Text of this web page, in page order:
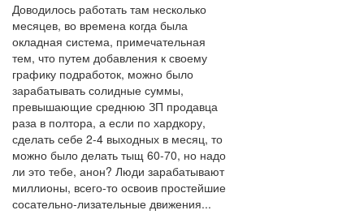
Доводилось работать там несколько
месяцев, во времена когда была
окладная система, примечательная
тем, что путем добавления к своему
графику подработок, можно было
зарабатывать солидные суммы,
превышающие среднюю ЗП продавца
раза в полтора, а если по хардкору,
сделать себе 2-4 выходных в месяц, то
можно было делать тыщ 60-70, но надо
ли это тебе, анон? Люди зарабатывают
миллионы, всего-то освоив простейшие
сосательно-лизательные движения...